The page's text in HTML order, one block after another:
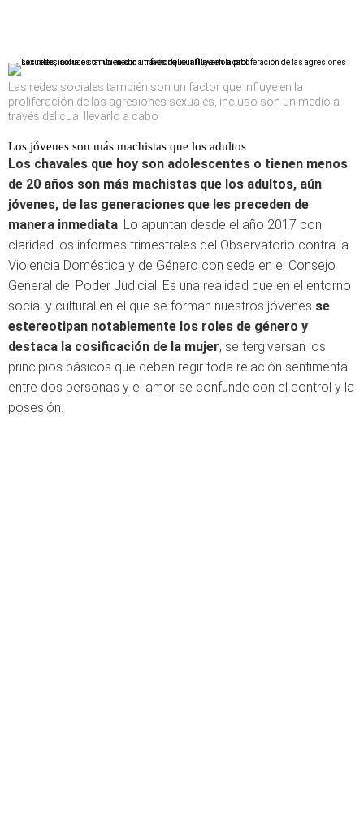
Las redes sociales también son un factor que influye en la
proliferación de las agresiones sexuales, incluso son un medio a
través del cual llevarlo a cabo
Los jóvenes son más machistas que los adultos
Los chavales que hoy son adolescentes o tienen menos
de 20 años son más machistas que los adultos, aún
jóvenes, de las generaciones que les preceden de
manera inmediata. Lo apuntan desde el año 2017 con
claridad los informes trimestrales del Observatorio contra la
Violencia Doméstica y de Género con sede en el Consejo
General del Poder Judicial. Es una realidad que en el entorno
social y cultural en el que se forman nuestros jóvenes se
estereotipan notablemente los roles de género y
destaca la cosificación de la mujer, se tergiversan los
principios básicos que deben regir toda relación sentimental
entre dos personas y el amor se confunde con el control y la
posesión.